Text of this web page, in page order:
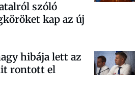
szóló
kap az új
hibája lett az
rontott el